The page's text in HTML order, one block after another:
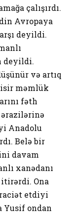
çalışırdı.
Avropaya
deyildi.
deyildi.
və artıq
məmlük
fəth
Anadolu
Belə bir
davam
xanədanı
Ona
etdiyi
Yusif ondan